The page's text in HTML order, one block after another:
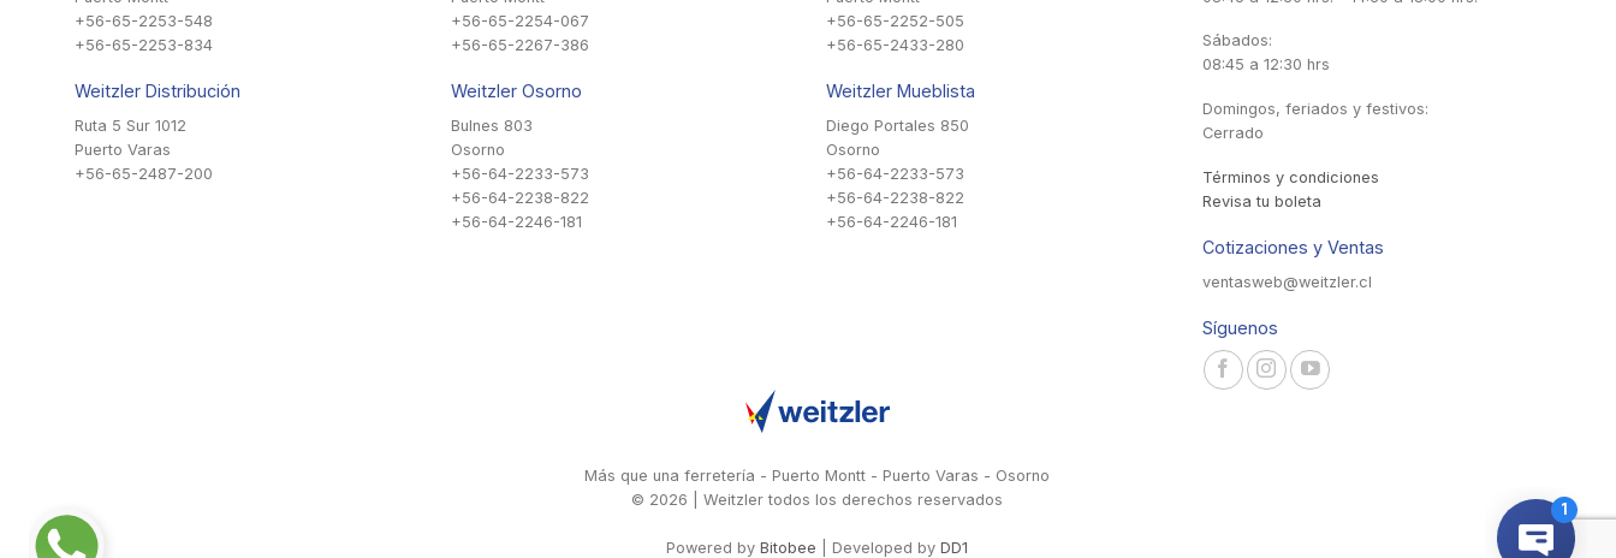
+56-65-2253-548
+56-65-2253-834
Weitzler Distribución
Ruta 5 Sur 1012
Puerto Varas
+56-65-2487-200
+56-65-2254-067
+56-65-2267-386
Weitzler Osorno
Bulnes 803
Osorno
+56-64-2233-573
+56-64-2238-822
+56-64-2246-181
+56-65-2252-505
+56-65-2433-280
Weitzler Mueblista
Diego Portales 850
Osorno
+56-64-2233-573
+56-64-2238-822
+56-64-2246-181
Sábados:
08:45 a 12:30 hrs
Domingos, feriados y festivos:
Cerrado
Términos y condiciones
Revisa tu boleta
Cotizaciones y Ventas
ventasweb@weitzler.cl
Síguenos
Más que una ferretería - Puerto Montt - Puerto Varas - Osorno
© 2026 | Weitzler todos los derechos reservados
Powered by Bitobee | Developed by DD1